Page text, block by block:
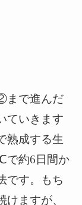
まで進んだ
ていきます
成する生
で約6日間か
です。もち
ますが、